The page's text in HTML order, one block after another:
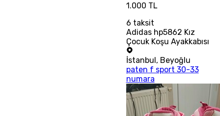
1.000 TL
6 taksit
Adidas hp5862 Kız
Çocuk Koşu Ayakkabısı
İstanbul, Beyoğlu
paten f sport 30-33
numara